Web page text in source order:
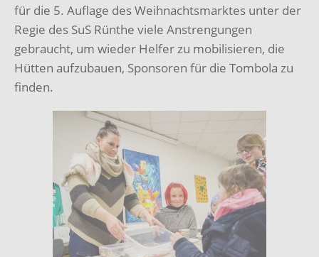
für die 5. Auflage des Weihnachtsmarktes unter der
Regie des SuS Rünthe viele Anstrengungen
gebraucht, um wieder Helfer zu mobilisieren, die
Hütten aufzubauen, Sponsoren für die Tombola zu
finden.